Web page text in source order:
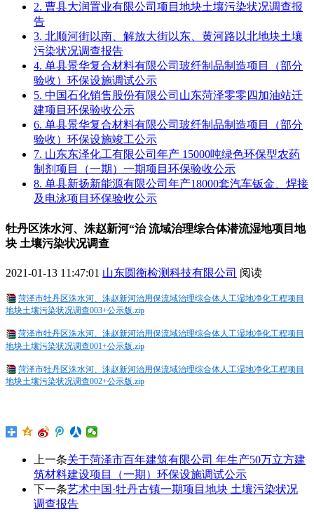
2. 曹县大润置业有限公司项目地块土壤污染状况调查报
告
3. 北顺河街以南、解放大街以东、黄河路以北地块土壤
污染状况调查报告
4. 单县景华复合材料有限公司玻纤制品制造项目（部分
验收）环保设施调试公示
5. 中国石化销售股份有限公司山东菏泽零零四加油站迁
建项目环保验收公示
6. 单县景华复合材料有限公司玻纤制品制造项目（部分
验收）环保设施竣工公示
7. 山东东泽化工有限公司年产 15000吨绿色环保型农药
制剂项目（一期）一期项目环保验收公示
8. 单县新扬新能源有限公司年产18000套汽车钣金、焊接
及电泳项目环保验收公示
牡丹区洙水河、洙赵新河“治 流域治理综合体潜流湿地项目地
块 土壤污染状况调查
2021-01-13 11:47:01 山东圆衡检测科技有限公司 阅读
菏泽市牡丹区洙水河、洙赵新河治用保流域治理综合体人工湿地净化工程项目
地块土壤污染状况调查003+公示版.zip
菏泽市牡丹区洙水河、洙赵新河治用保流域治理综合体人工湿地净化工程项目
地块土壤污染状况调查001+公示版.zip
菏泽市牡丹区洙水河、洙赵新河治用保流域治理综合体人工湿地净化工程项目
地块土壤污染状况调查002+公示版.zip
上一条关于菏泽市百年建筑有限公司 年生产50万立方建
筑材料建设项目（一期）环保设施调试公示
下一条艺术中国·牡丹古镇一期项目地块 土壤污染状况
调查报告